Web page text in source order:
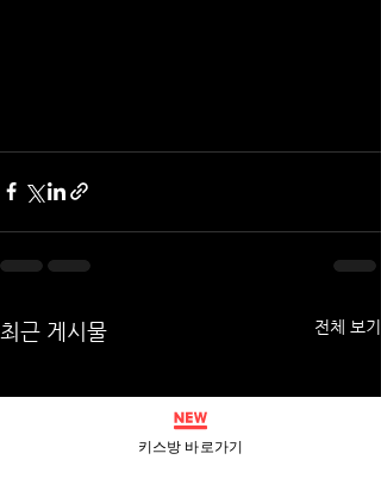
최근 게시물 전체 보기
키스방 바로가기